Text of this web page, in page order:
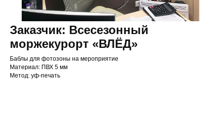
Заказчик: Всесезонный
моржекурорт «ВЛЁД»
Баблы для фотозоны на мероприятие
Материал: ПВХ 5 мм
Метод: уф-печать